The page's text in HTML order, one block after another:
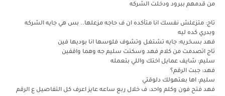
من قدمهم ببرود ودخلت الشركه
تاج: متزعلش نفسك انا متأكده ان ف حاجه مزعلها.. بس هي جايه الشركه
وبدري كده ليه
فهد بسخريه: جايه تشتغل وتشوف فلوسها انا بوديها فين
تاج اتصدمت من كلام فهد وسكتت سليم جه وهما واقفين
سليم: شايف عمايل اختك واللي بتعمله
فهد: جبت الرقم؟
سليم: اها بعتهولك دلوقتي
فهد فتح فون وكلم واحد: ف خلال ربع ساعه عايز اعرف كل التفاصيل ع الرقم